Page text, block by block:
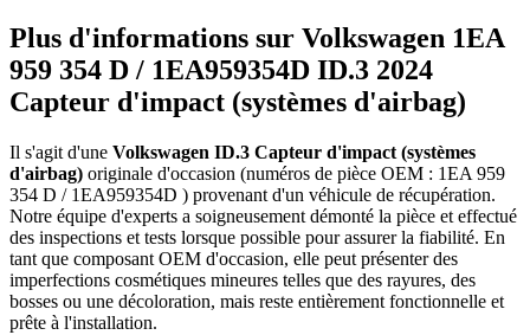
Plus d'informations sur Volkswagen 1EA
959 354 D / 1EA959354D ID.3 2024
Capteur d'impact (systèmes d'airbag)
Il s'agit d'une Volkswagen ID.3 Capteur d'impact (systèmes
d'airbag) originale d'occasion (numéros de pièce OEM : 1EA 959
354 D / 1EA959354D ) provenant d'un véhicule de récupération.
Notre équipe d'experts a soigneusement démonté la pièce et effectué
des inspections et tests lorsque possible pour assurer la fiabilité. En
tant que composant OEM d'occasion, elle peut présenter des
imperfections cosmétiques mineures telles que des rayures, des
bosses ou une décoloration, mais reste entièrement fonctionnelle et
prête à l'installation.